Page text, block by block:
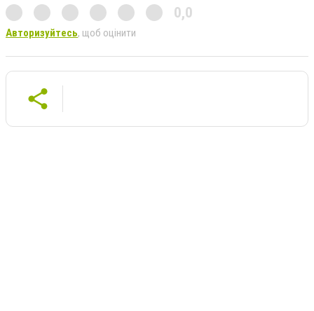
0,0
Авторизуйтесь, щоб оцінити